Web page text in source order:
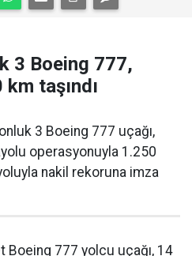
3 Boeing 777,
taşındı
3 Boeing 777 uçağı,
operasyonuyla 1.250
nakil rekoruna imza
Boeing 777 yolcu uçağı, 14